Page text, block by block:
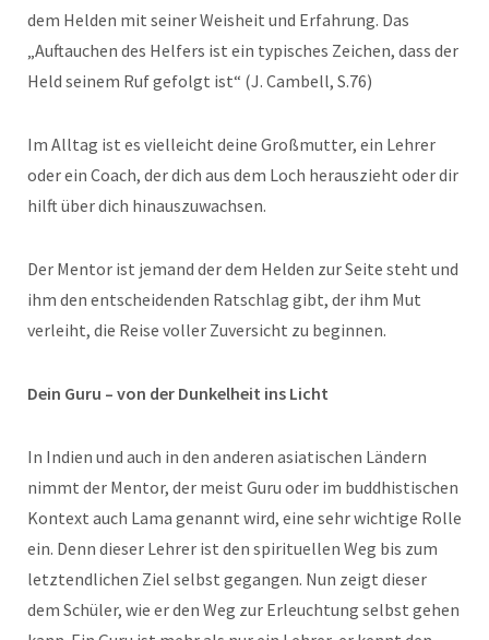
dem Helden mit seiner Weisheit und Erfahrung. Das
„Auftauchen des Helfers ist ein typisches Zeichen, dass der
Held seinem Ruf gefolgt ist“ (J. Cambell, S.76)
Im Alltag ist es vielleicht deine Großmutter, ein Lehrer
oder ein Coach, der dich aus dem Loch herauszieht oder dir
hilft über dich hinauszuwachsen.
Der Mentor ist jemand der dem Helden zur Seite steht und
ihm den entscheidenden Ratschlag gibt, der ihm Mut
verleiht, die Reise voller Zuversicht zu beginnen.
Dein Guru – von der Dunkelheit ins Licht
In Indien und auch in den anderen asiatischen Ländern
nimmt der Mentor, der meist Guru oder im buddhistischen
Kontext auch Lama genannt wird, eine sehr wichtige Rolle
ein. Denn dieser Lehrer ist den spirituellen Weg bis zum
letztendlichen Ziel selbst gegangen. Nun zeigt dieser
dem Schüler, wie er den Weg zur Erleuchtung selbst gehen